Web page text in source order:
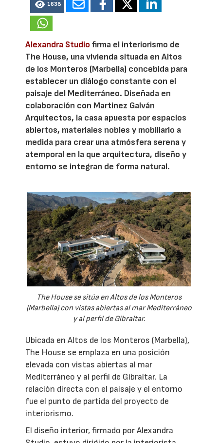
1638
Alexandra Studio firma el interiorismo de
The House, una vivienda situada en Altos
de los Monteros (Marbella) concebida para
establecer un diálogo constante con el
paisaje del Mediterráneo. Diseñada en
colaboración con Martinez Galván
Arquitectos, la casa apuesta por espacios
abiertos, materiales nobles y mobiliario a
medida para crear una atmósfera serena y
atemporal en la que arquitectura, diseño y
entorno se integran de forma natural.
The House se sitúa en Altos de los Monteros
(Marbella) con vistas abiertas al mar Mediterráneo
y al perfil de Gibraltar.
Ubicada en Altos de los Monteros (Marbella),
The House se emplaza en una posición
elevada con vistas abiertas al mar
Mediterráneo y al perfil de Gibraltar. La
relación directa con el paisaje y el entorno
fue el punto de partida del proyecto de
interiorismo.
El diseño interior, firmado por Alexandra